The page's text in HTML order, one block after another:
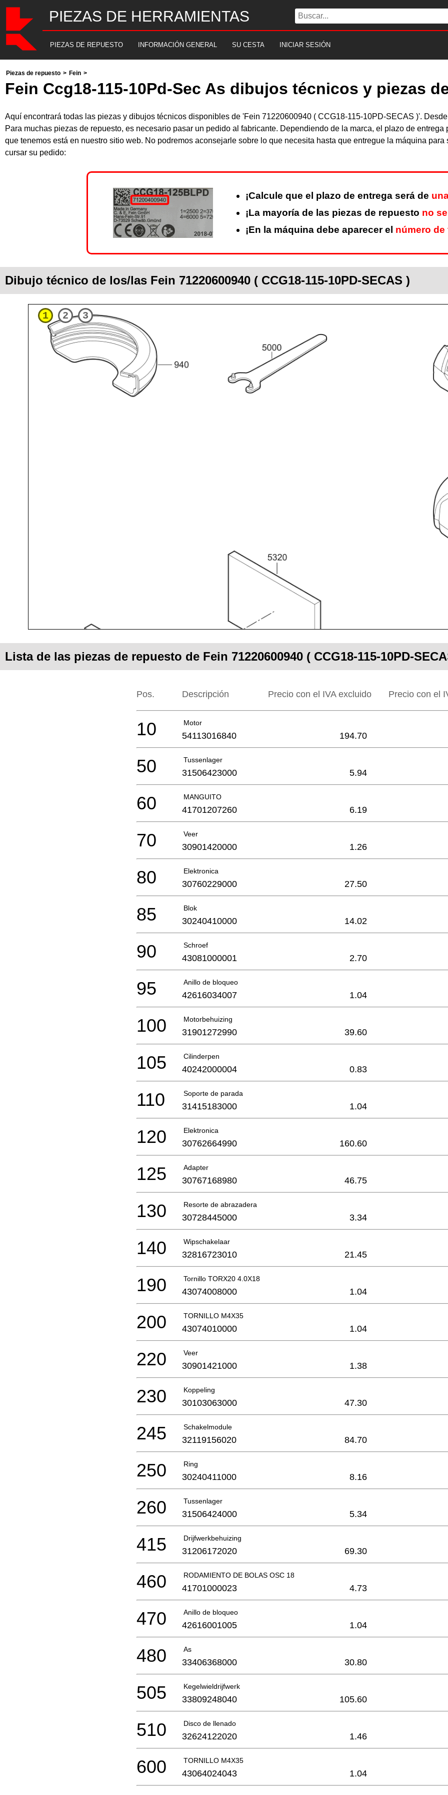
PIEZAS DE HERRAMIENTAS
PIEZAS DE REPUESTO INFORMACIÓN GENERAL SU CESTA INICIAR SESIÓN
Piezas de repuesto > Fein >
Fein Ccg18-115-10Pd-Sec As dibujos técnicos y piezas
Aquí encontrará todas las piezas y dibujos técnicos disponibles de 'Fein 71220600940 ( CCG18-115-10PD-SECAS )'.
Para muchas piezas de repuesto, es necesario pasar un pedido al fabricante. Dependiendo de la marca, el plazo de
que tenemos está en nuestro sitio web. No podremos aconsejarle sobre lo que necesita hasta que entregue la máquina
cursar su pedido:
¡Calcule que el plazo de entrega será de
¡La mayoría de las piezas de repuesto no
¡En la máquina debe aparecer el número
Dibujo técnico de los/las Fein 71220600940 ( CCG18-115-10PD-SECAS )
1 2 3
Lista de las piezas de repuesto de Fein 71220600940 ( CCG18-115-10PD-
Pos. Descripción Precio con el IVA excluido Precio con el
Motor
10 54113016840 194.70
Tussenlager
50 31506423000 5.94
MANGUITO
60 41701207260 6.19
Veer
70 30901420000 1.26
Elektronica
80 30760229000 27.50
Blok
85 30240410000 14.02
Schroef
90 43081000001 2.70
Anillo de bloqueo
95 42616034007 1.04
Motorbehuizing
100 31901272990 39.60
Cilinderpen
105 40242000004 0.83
Soporte de parada
110 31415183000 1.04
Elektronica
120 30762664990 160.60
Adapter
125 30767168980 46.75
Resorte de abrazadera
130 30728445000 3.34
Wipschakelaar
140 32816723010 21.45
Tornillo TORX20 4.0X18
190 43074008000 1.04
TORNILLO M4X35
200 43074010000 1.04
Veer
220 30901421000 1.38
Koppeling
230 30103063000 47.30
Schakelmodule
245 32119156020 84.70
Ring
250 30240411000 8.16
Tussenlager
260 31506424000 5.34
Drijfwerkbehuizing
415 31206172020 69.30
RODAMIENTO DE BOLAS OSC 18
460 41701000023 4.73
Anillo de bloqueo
470 42616001005 1.04
As
480 33406368000 30.80
Kegelwieldrijfwerk
505 33809248040 105.60
Disco de llenado
510 32624122020 1.46
TORNILLO M4X35
600 43064024043 1.04